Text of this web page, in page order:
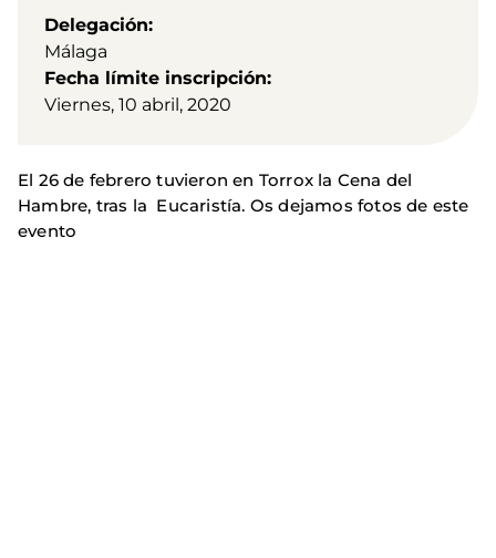
Delegación
Málaga
Fecha límite inscripción
Viernes, 10 abril, 2020
El 26 de febrero tuvieron en Torrox la Cena del
Hambre, tras la Eucaristía. Os dejamos fotos de este
evento